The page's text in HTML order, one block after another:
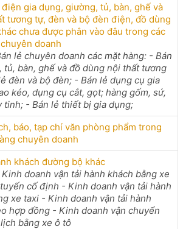
điện gia dụng, giường, tủ, bàn, ghế và
tương tự, đèn và bộ đèn điện, đồ dùng
chưa được phân vào đâu trong các
doanh
lẻ chuyên doanh các mặt hàng: - Bán
tủ, bàn, ghế và đồ dùng nội thất tương
đèn và bộ đèn; - Bán lẻ dụng cụ gia
kéo, dụng cụ cắt, gọt; hàng gốm, sứ,
tinh; - Bán lẻ thiết bị gia dụng;
báo, tạp chí văn phòng phẩm trong
chuyên doanh
khách đường bộ khác
doanh vận tải hành khách bằng xe
cố định - Kinh doanh vận tải hành
xe taxi - Kinh doanh vận tải hành
hợp đồng - Kinh doanh vận chuyển
bằng xe ô tô